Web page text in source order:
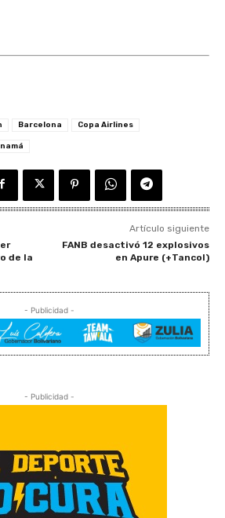
Barcelona Copa Airlines
de la
Artículo siguiente
FANB desactivó 12 explosivos
en Apure (+Tancol)
- Publicidad -
- Publicidad -